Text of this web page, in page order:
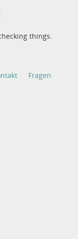
things.
Fragen